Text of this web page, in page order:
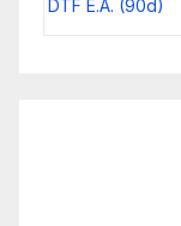
DTF E.A. (90d)